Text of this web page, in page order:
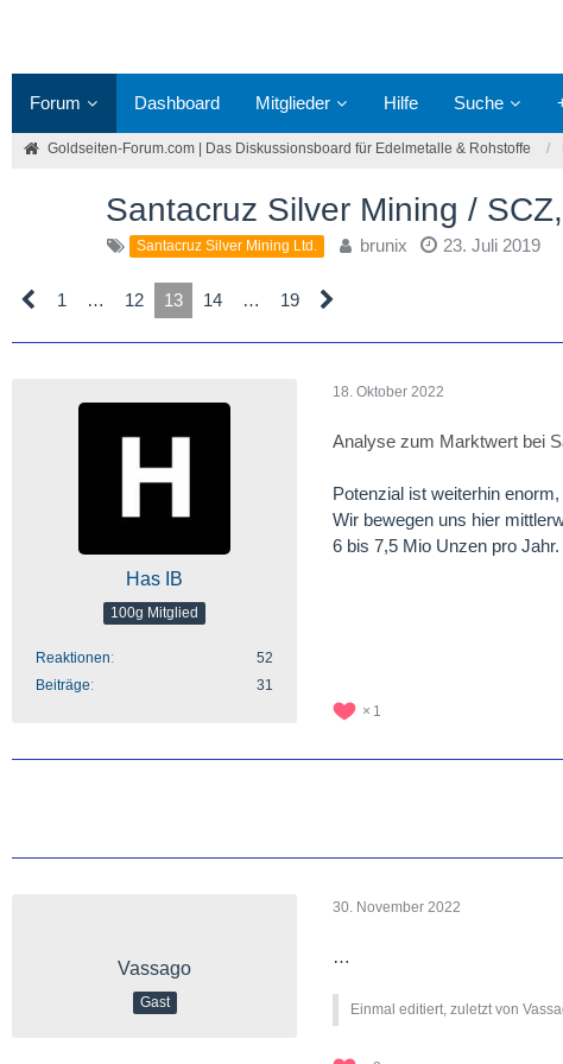
Forum Dashboard Mitglieder Hilfe Suche
Goldseiten-Forum.com | Das Diskussionsboard für Edelmetalle & Rohstoffe
Santacruz Silver Mining /
Santacruz Silver Mining Ltd. brunix 23. Juli 2019
1 … 12 13 14 … 19
Has IB
100g Mitglied
Reaktionen
52
Beiträge
31
18. Oktober 2022
Analyse zum Marktwert bei
Potenzial ist weiterhin
Wir bewegen uns hier
6 bis 7,5 Mio Unzen pro Jahr.
1
Vassago
Gast
30. November 2022
…
Einmal editiert, zuletzt von